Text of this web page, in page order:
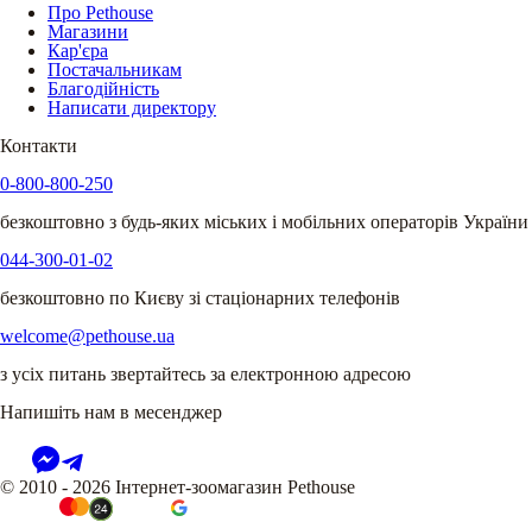
Про Pethouse
Магазини
Кар'єра
Постачальникам
Благодійність
Написати директору
Контакти
0-800-800-250
безкоштовно з будь-яких міських і мобільних операторів України
044-300-01-02
безкоштовно по Києву зі стаціонарних телефонів
welcome@pethouse.ua
з усіх питань звертайтесь за електронною адресою
Напишіть нам в месенджер
© 2010 - 2026 Інтернет-зоомагазин Pethouse